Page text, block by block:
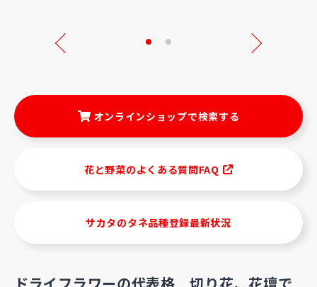
Next
オンラインショップで検索する
花と野菜のよくある質問FAQ
サカタのタネ品種登録最新状況